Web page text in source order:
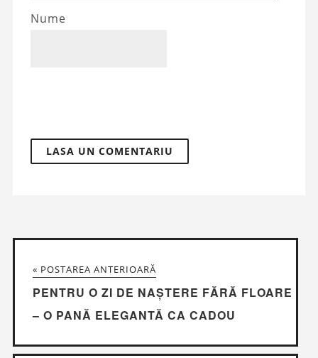
Nume
« POSTAREA ANTERIOARĂ
PENTRU O ZI DE NAȘTERE FĂRĂ FLOARE
– O PANĂ ELEGANTĂ CA CADOU